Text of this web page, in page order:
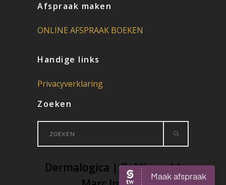
Afspraak maken
ONLINE AFSPRAAK BOEKEN
Handige links
Privacyverklaring
Zoeken
Dermalogica | BeMineral |